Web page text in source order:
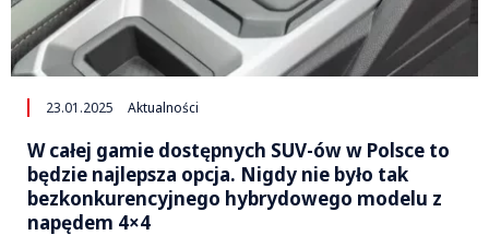
23.01.2025 Aktualności
W całej gamie dostępnych SUV-ów w Polsce to
będzie najlepsza opcja. Nigdy nie było tak
bezkonkurencyjnego hybrydowego modelu z
napędem 4×4